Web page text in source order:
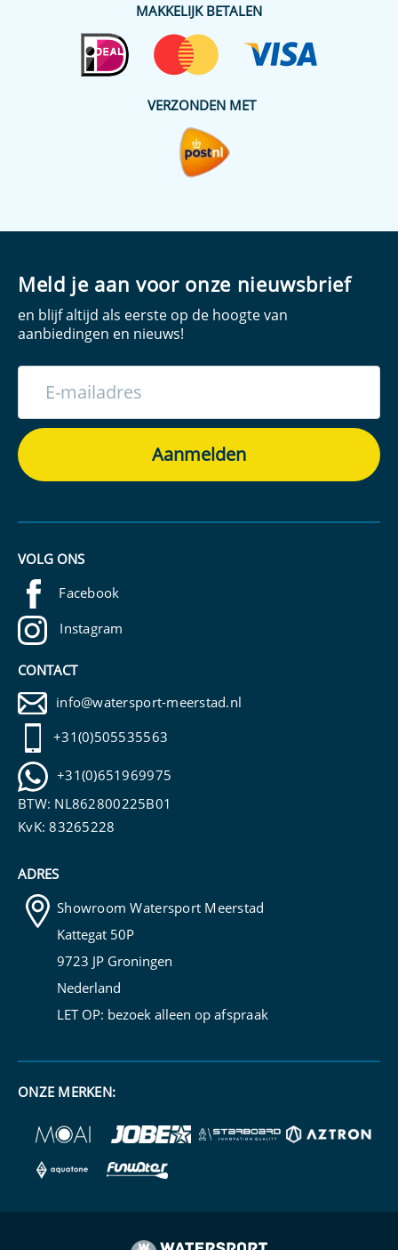
MAKKELIJK BETALEN
VERZONDEN MET
Meld je aan voor onze nieuwsbrief
en blijf altijd als eerste op de hoogte van
aanbiedingen en nieuws!
VOLG ONS
Facebook
Instagram
CONTACT
info@watersport-meerstad.nl
+31(0)505535563
+31(0)651969975
BTW: NL862800225B01
KvK: 83265228
ADRES
Showroom Watersport Meerstad
Kattegat 50P
9723 JP Groningen
Nederland
LET OP: bezoek alleen op afspraak
ONZE MERKEN: